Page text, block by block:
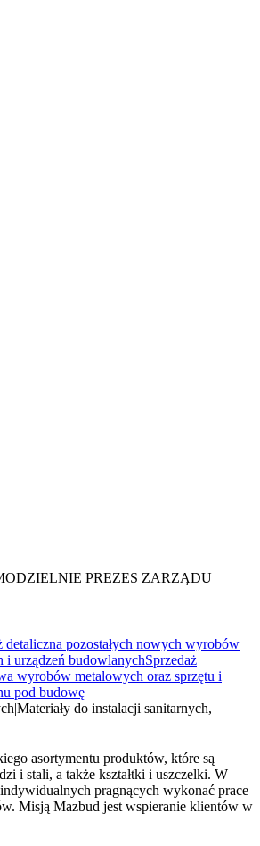
PREZES ZARZĄDU
detaliczna pozostałych nowych wyrobów
i urządzeń budowlanychSprzedaż
wyrobów metalowych oraz sprzętu i
pod budowę
Materiały do instalacji sanitarnych,
asortymentu produktów, które są
i stali, a także kształtki i uszczelki. W
pragnących wykonać prace
Misją Mazbud jest wspieranie klientów w